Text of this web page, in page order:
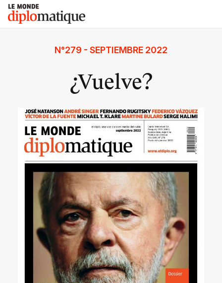
Skip
content
Le monde diplomatique
N°279 - SEPTIEMBRE 2022
¿Vuelve?